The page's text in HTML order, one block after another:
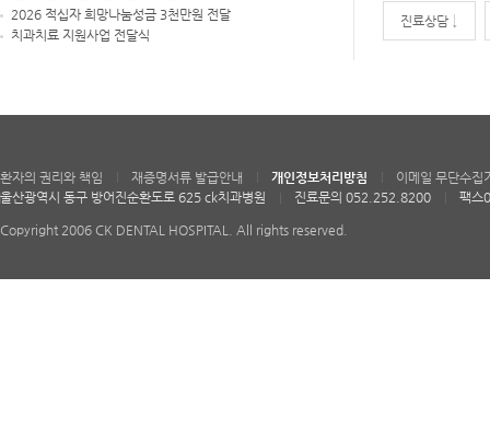
2026 적십자 희망나눔성금 3천만원 전달
치과치료 지원사업 전달식
진료상담 ↓
환자의 권리와 책임 재증명서류 발급안내 개인정보처리방침
이메일 무단수집
울산광역시 동구 방어진순환도로 625 ck치과병원
진료문의 052.252.8200 팩스
Copyright 2006 CK DENTAL HOSPITAL. All rights reserved.